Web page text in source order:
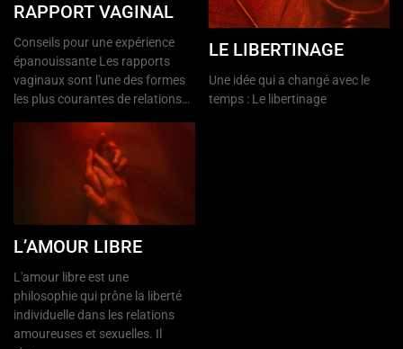
RAPPORT VAGINAL
Conseils pour une expérience
épanouissante Les rapports
vaginaux sont l'une des formes
les plus courantes de relations…
LE LIBERTINAGE
Une idée qui a changé avec le
temps : Le libertinage
L’AMOUR LIBRE
L'amour libre est une
philosophie qui prône la liberté
individuelle dans les relations
amoureuses et sexuelles. Il